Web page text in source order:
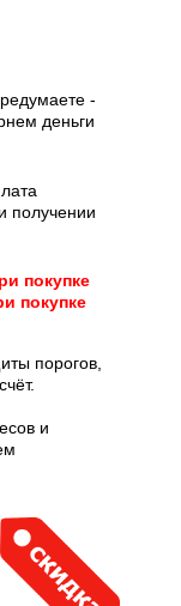
-
деньги
получении
покупке
покупке
порогов,
и